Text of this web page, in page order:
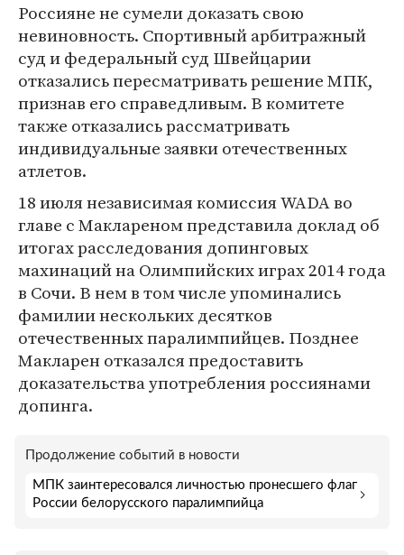
Россияне не сумели доказать свою
невиновность. Спортивный арбитражный
суд и федеральный суд Швейцарии
отказались пересматривать решение МПК,
признав его справедливым. В комитете
также отказались рассматривать
индивидуальные заявки отечественных
атлетов.
18 июля независимая комиссия WADA во
главе с Маклареном представила доклад об
итогах расследования допинговых
махинаций на Олимпийских играх 2014 года
в Сочи. В нем в том числе упоминались
фамилии нескольких десятков
отечественных паралимпийцев. Позднее
Макларен отказался предоставить
доказательства употребления россиянами
допинга.
Продолжение событий в новости
МПК заинтересовался личностью пронесшего флаг
России белорусского паралимпийца